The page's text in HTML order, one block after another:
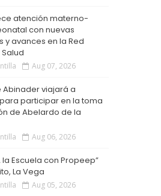
atención materno-
con nuevas
y avances en la Red
Aug 07, 2026
Abinader viajará a
participar en la toma
de Abelardo de la
Aug 06, 2026
la Escuela con Propeep”
La Vega
Aug 05, 2026